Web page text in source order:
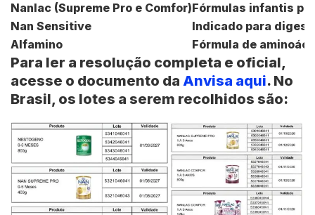
Nanlac (Supreme Pro e Comfor)Fórmulas infantis
Nan Sensitive
Indicado para
Alfamino
Fórmula de
Para ler a resolução completa e oficial,
acesse o documento da Anvisa aqui. No
Brasil, os lotes a serem recolhidos são: